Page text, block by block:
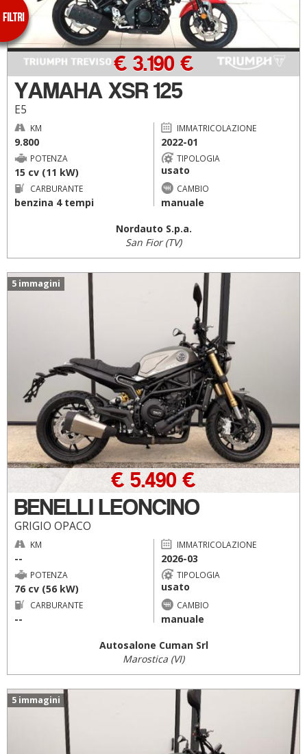
YAMAHA XSR 125
E5
€ 3.190 €
KM
9.800
IMMATRICOLAZIONE
2022-01
POTENZA
15 cv (11 kW)
TIPOLOGIA
usato
CARBURANTE
benzina 4 tempi
CAMBIO
manuale
Nordauto S.p.a.
San Fior (TV)
5 immagini
BENELLI LEONCINO
GRIGIO OPACO
€ 5.490 €
KM
--
IMMATRICOLAZIONE
2026-03
POTENZA
76 cv (56 kW)
TIPOLOGIA
usato
CARBURANTE
--
CAMBIO
manuale
Autosalone Cuman Srl
Marostica (VI)
5 immagini